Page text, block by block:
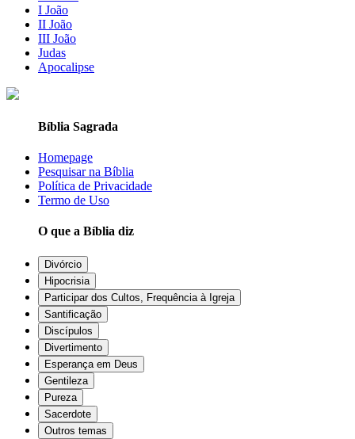
I João
II João
III João
Judas
Apocalipse
Bíblia Sagrada
Homepage
Pesquisar na Bíblia
Política de Privacidade
Termo de Uso
O que a Bíblia diz
Divórcio
Hipocrisia
Participar dos Cultos, Frequência à Igreja
Santificação
Discípulos
Divertimento
Esperança em Deus
Gentileza
Pureza
Sacerdote
Outros temas